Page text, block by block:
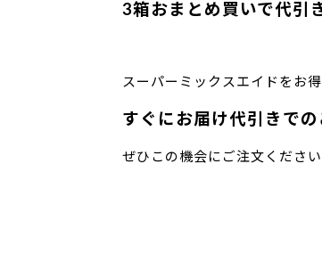
3箱おまとめ買いで代引
スーパーミックスエイドをお
すぐにお届け代引きで
ぜひこの機会にご注文ください